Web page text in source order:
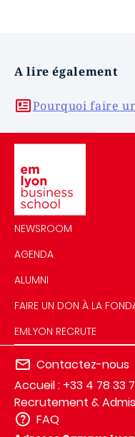
A lire également
Pourquoi faire
NEWSROOM
AGENDA
ALUMNI
FAIRE UN DON À LA
EMLYON RECRUTE
Contactez-nous
Accueil : +33 4 78 33
Recrutement &
FAQ